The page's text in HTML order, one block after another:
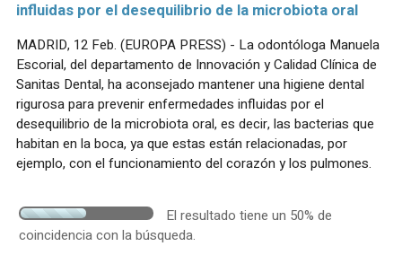
influidas por el desequilibrio de la microbiota oral
MADRID, 12 Feb. (EUROPA PRESS) - La odontóloga Manuela
Escorial, del departamento de Innovación y Calidad Clínica de
Sanitas Dental, ha aconsejado mantener una higiene dental
rigurosa para prevenir enfermedades influidas por el
desequilibrio de la microbiota oral, es decir, las bacterias que
habitan en la boca, ya que estas están relacionadas, por
ejemplo, con el funcionamiento del corazón y los pulmones.
El resultado tiene un 50% de
coincidencia con la búsqueda.